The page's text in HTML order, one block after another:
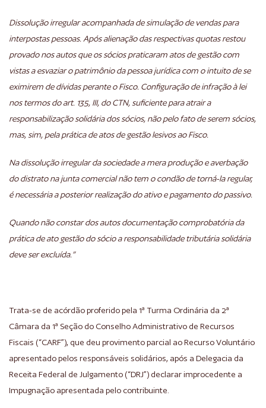
Dissolução irregular acompanhada de simulação de vendas para
interpostas pessoas. Após alienação das respectivas quotas restou
provado nos autos que os sócios praticaram atos de gestão com
vistas a esvaziar o patrimônio da pessoa jurídica com o intuito de se
eximirem de dívidas perante o Fisco. Configuração de infração à lei
nos termos do art. 135, III, do CTN, suficiente para atrair a
responsabilização solidária dos sócios, não pelo fato de serem sócios,
mas, sim, pela prática de atos de gestão lesivos ao Fisco.
Na dissolução irregular da sociedade a mera produção e averbação
do distrato na junta comercial não tem o condão de torná-la regular,
é necessária a posterior realização do ativo e pagamento do passivo.
Quando não constar dos autos documentação comprobatória da
prática de ato gestão do sócio a responsabilidade tributária solidária
deve ser excluída.”
Trata-se de acórdão proferido pela 1ª Turma Ordinária da 2ª
Câmara da 1ª Seção do Conselho Administrativo de Recursos
Fiscais (“CARF”), que deu provimento parcial ao Recurso Voluntário
apresentado pelos responsáveis solidários, após a Delegacia da
Receita Federal de Julgamento (“DRJ”) declarar improcedente a
Impugnação apresentada pelo contribuinte.